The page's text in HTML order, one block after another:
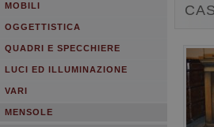
MOBILI
OGGETTISTICA
QUADRI E SPECCHIERE
LUCI ED ILLUMINAZIONE
VARI
MENSOLE